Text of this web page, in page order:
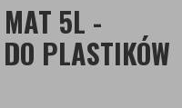
5L -
PLASTIKÓW